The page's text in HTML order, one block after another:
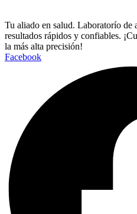
Tu aliado en salud. Laboratorío de
resultados rápidos y confiables.
la más alta precisión!
Facebook